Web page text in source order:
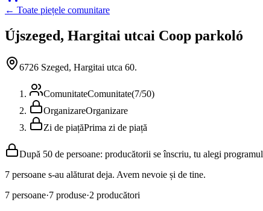
← Toate piețele comunitare
Újszeged, Hargitai utcai Coop parkoló
6726 Szeged, Hargitai utca 60.
ComunitateComunitate(7/50)
OrganizareOrganizare
Zi de piațăPrima zi de piață
După 50 de persoane: producătorii se înscriu, tu alegi programul
7 persoane s-au alăturat deja. Avem nevoie și de tine.
7 persoane·7 produse·2 producători